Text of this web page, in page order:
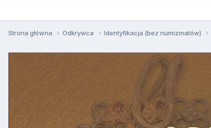
Strona główna Odkrywca Identyfikacja (bez numizmatów)